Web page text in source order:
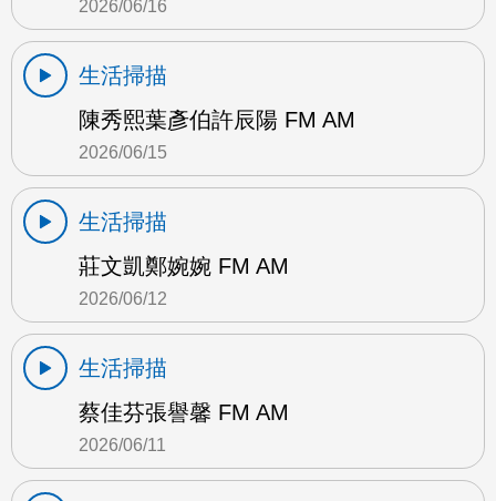
2026/06/16
生活掃描
陳秀熙葉彥伯許辰陽 FM AM
2026/06/15
生活掃描
莊文凱鄭婉婉 FM AM
2026/06/12
生活掃描
蔡佳芬張譽馨 FM AM
2026/06/11